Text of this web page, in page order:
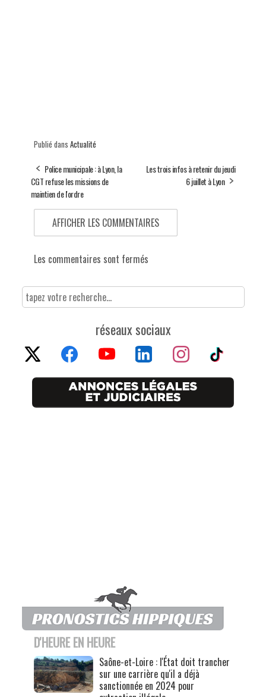
Publié dans Actualité
Police municipale : à Lyon, la
CGT refuse les missions de
maintien de l'ordre
Les trois infos à retenir du jeudi
6 juillet à Lyon
AFFICHER LES COMMENTAIRES
Les commentaires sont fermés
réseaux sociaux
D'HEURE EN HEURE
Saône-et-Loire : l'État doit trancher
sur une carrière qu'il a déjà
sanctionnée en 2024 pour